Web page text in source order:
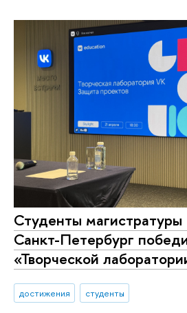
Студенты
Санкт-Петербург
«Творческой
достижения студенты